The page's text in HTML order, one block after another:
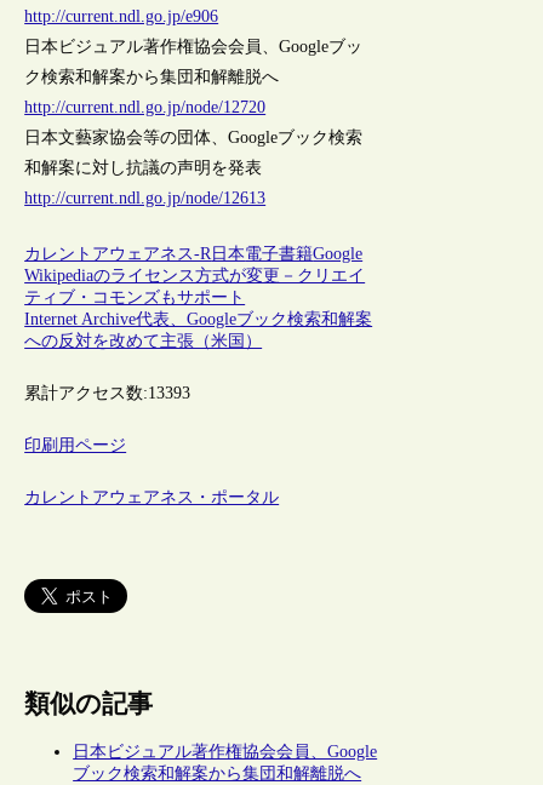
http://current.ndl.go.jp/e906
日本ビジュアル著作権協会会員、Googleブッ
ク検索和解案から集団和解離脱へ
http://current.ndl.go.jp/node/12720
日本文藝家協会等の団体、Googleブック検索
和解案に対し抗議の声明を発表
http://current.ndl.go.jp/node/12613
カレントアウェアネス-R 日本電子書籍Google
Wikipediaのライセンス方式が変更－クリエイ
ティブ・コモンズもサポート
Internet Archive代表、Googleブック検索和解案
への反対を改めて主張（米国）
累計アクセス数:13393
印刷用ページ
カレントアウェアネス・ポータル
類似の記事
日本ビジュアル著作権協会会員、Google
ブック検索和解案から集団和解離脱へ